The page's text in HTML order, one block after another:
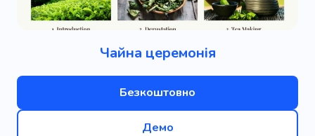
Чайна церемонія
Безкоштовно
Демо